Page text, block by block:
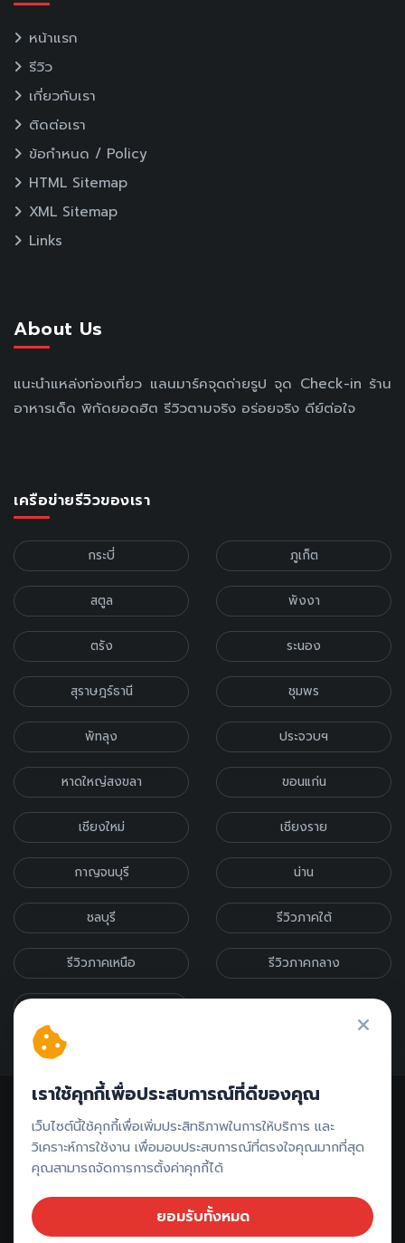
หน้าแรก
รีวิว
เกี่ยวกับเรา
ติดต่อเรา
ข้อกำหนด / Policy
HTML Sitemap
XML Sitemap
Links
About Us
แนะนำแหล่งท่องเที่ยว แลนมาร์คจุดถ่ายรูป จุด Check-in ร้าน
อาหารเด็ด พิกัดยอดฮิต รีวิวตามจริง อร่อยจริง ดีย์ต่อใจ
เครือข่ายรีวิวของเรา
กระบี่ ภูเก็ต
สตูล พังงา
ตรัง ระนอง
สุราษฎร์ธานี ชุมพร
พัทลุง ประจวบฯ
หาดใหญ่สงขลา ขอนแก่น
เชียงใหม่ เชียงราย
กาญจนบุรี น่าน
ชลบุรี รีวิวภาคใต้
รีวิวภาคเหนือ รีวิวภาคกลาง
ติดต่อรีวิว // ลงโฆษณา
เราใช้คุกกี้เพื่อประสบการณ์ที่ดีของคุณ
เว็บไซต์นี้ใช้คุกกี้เพื่อเพิ่มประสิทธิภาพในการให้บริการ และ
วิเคราะห์การใช้งาน เพื่อมอบประสบการณ์ที่ตรงใจคุณมากที่สุด
คุณสามารถจัดการการตั้งค่าคุกกี้ได้
ยอมรับทั้งหมด